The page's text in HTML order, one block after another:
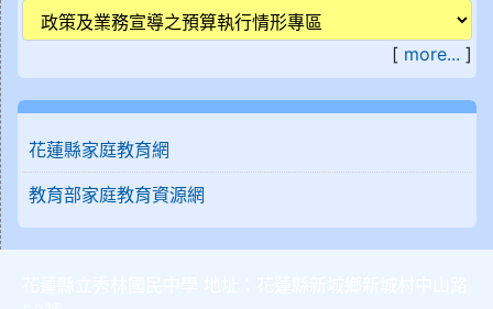
[ more... ]
花蓮縣家庭教育網
教育部家庭教育資源網